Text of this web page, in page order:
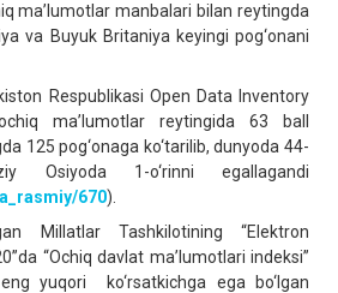
ma’lumotlar manbalari bilan reytingda
va Buyuk Britaniya keyingi pog‘onani
Respublikasi Open Data Inventory
ma’lumotlar reytingida 63 ball
125 pog‘onaga ko‘tarilib, dunyoda 44-
Osiyoda 1-o‘rinni egallagandi
670).
Millatlar Tashkilotining “Elektron
“Ochiq davlat ma’lumotlari indeksi”
eng yuqori ko‘rsatkichga ega bo‘lgan